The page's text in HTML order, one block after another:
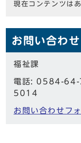
現在コンテンツは
お問い合わせ
福祉課
電話: 0584-
5014
お問い合わせフ